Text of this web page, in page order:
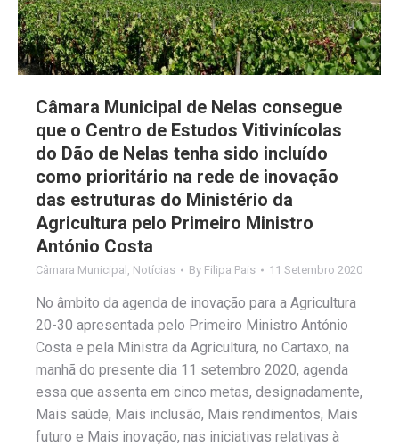
Câmara Municipal de Nelas consegue
que o Centro de Estudos Vitivinícolas
do Dão de Nelas tenha sido incluído
como prioritário na rede de inovação
das estruturas do Ministério da
Agricultura pelo Primeiro Ministro
António Costa
Câmara Municipal Notícias By Filipa Pais 11 Setembro 2020
No âmbito da agenda de inovação para a Agricultura
20-30 apresentada pelo Primeiro Ministro António
Costa e pela Ministra da Agricultura, no Cartaxo, na
manhã do presente dia 11 setembro 2020, agenda
essa que assenta em cinco metas, designadamente,
Mais saúde, Mais inclusão, Mais rendimentos, Mais
futuro e Mais inovação, nas iniciativas relativas à